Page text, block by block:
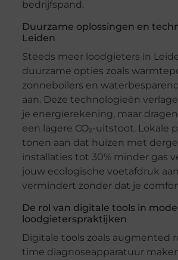
bedrijfspand.
Duurzame oplossingen en
Leiden
Steeds meer loodgieters in
duurzame opties zoals
zonneboilers en
aan. Deze technologieën
je energierekening, maar
een lagere CO₂-uitstoot. Lokale
tonen aan dat huizen met
installaties tot 30% minder gas
jouw ecologische voetafdruk
vermindert zonder dat je
De rol van digitale tools in
loodgieterspraktijken
Digitale tools zoals augmented
time diagnoseapparatuur